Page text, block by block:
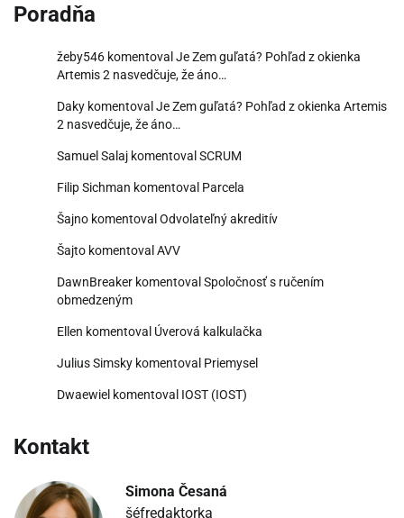
Poradňa
žeby546 komentoval Je Zem guľatá? Pohľad z okienka
Artemis 2 nasvedčuje, že áno…
Daky komentoval Je Zem guľatá? Pohľad z okienka Artemis
2 nasvedčuje, že áno…
Samuel Salaj komentoval SCRUM
Filip Sichman komentoval Parcela
Šajno komentoval Odvolateľný akreditív
Šajto komentoval AVV
DawnBreaker komentoval Spoločnosť s ručením
obmedzeným
Ellen komentoval Úverová kalkulačka
Julius Simsky komentoval Priemysel
Dwaewiel komentoval IOST (IOST)
Kontakt
Simona Česaná
šéfredaktorka